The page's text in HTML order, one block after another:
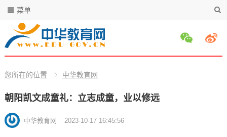
菜单
您所在的位置 中华教育网
朝阳凯文成童礼：立志成童，业以修远
中华教育网 2023-10-17 16:45:56